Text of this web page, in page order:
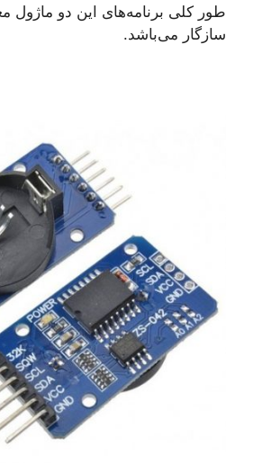
طور کلی برنامه‌های این دو ماژول
سازگار می‌باشد.